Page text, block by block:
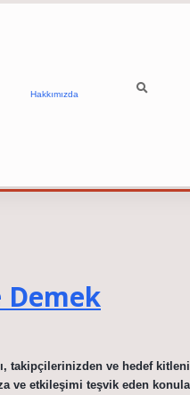
Hakkımızda
Demek
takipçilerinizden ve hedef
ve etkileşimi teşvik eden